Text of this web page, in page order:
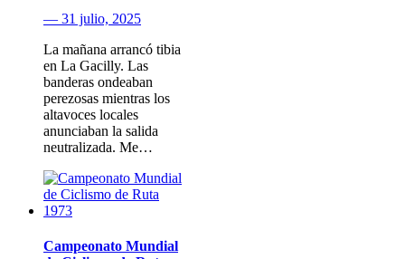
— 31 julio, 2025
La mañana arrancó tibia
en La Gacilly. Las
banderas ondeaban
perezosas mientras los
altavoces locales
anunciaban la salida
neutralizada. Me…
Campeonato Mundial